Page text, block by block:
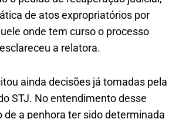
de atos expropriatórios por
onde tem curso o processo
a relatora.
ainda decisões já tomadas pela
STJ. No entendimento desse
de a penhora ter sido determinada